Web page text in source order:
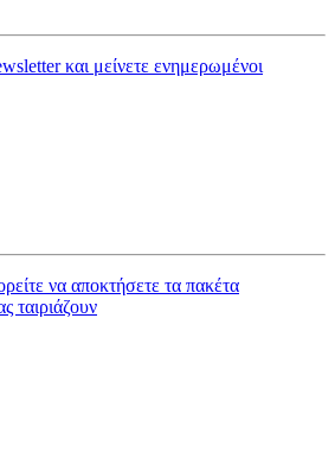
και μείνετε ενημερωμένοι
να αποκτήσετε τα πακέτα
ταιριάζουν